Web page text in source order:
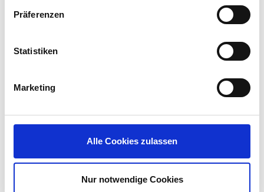
Präferenzen
Statistiken
Marketing
Alle Cookies zulassen
Nur notwendige Cookies